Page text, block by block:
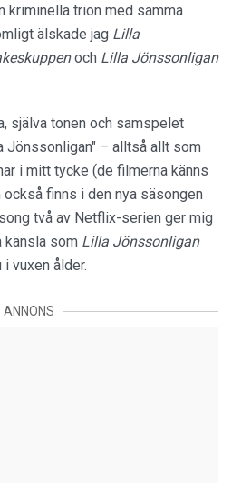
kriminella trion med samma
älskade jag Lilla
och Lilla Jönssonligan
själva tonen och samspelet
Jönssonligan" – alltså allt som
i mitt tycke (de filmerna känns
finns i den nya säsongen
två av Netflix-serien ger mig
känsla som Lilla Jönssonligan
vuxen ålder.
ANNONS